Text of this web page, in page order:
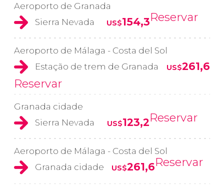
Aeroporto de Granada
Sierra Nevada
US$154,3Reservar
Aeroporto de Málaga - Costa del Sol
Estação de trem de Granada
US$261,6
Reservar
Granada cidade
Sierra Nevada
US$123,2Reservar
Aeroporto de Málaga - Costa del Sol
Granada cidade
US$261,6Reservar